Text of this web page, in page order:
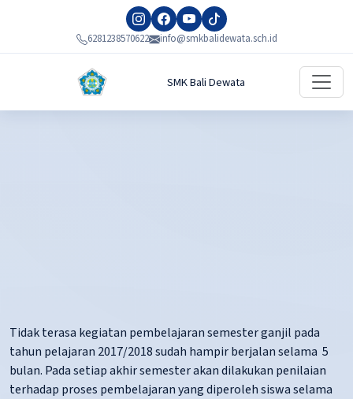
6281238570622 info@smkbalidewata.sch.id
SMK Bali Dewata
Tidak terasa kegiatan pembelajaran semester ganjil pada
tahun pelajaran 2017/2018 sudah hampir berjalan selama 5
bulan. Pada setiap akhir semester akan dilakukan penilaian
terhadap proses pembelajaran yang diperoleh siswa selama